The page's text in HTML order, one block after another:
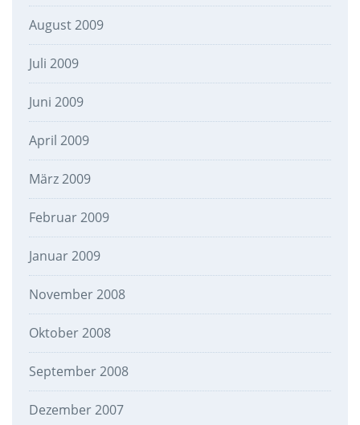
August 2009
Juli 2009
Juni 2009
April 2009
März 2009
Februar 2009
Januar 2009
November 2008
Oktober 2008
September 2008
Dezember 2007